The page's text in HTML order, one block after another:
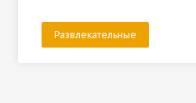
Развлекательные